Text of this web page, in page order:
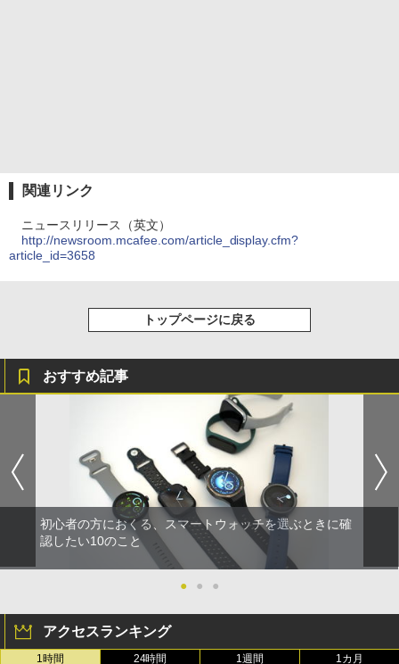
関連リンク
ニュースリリース（英文）
http://newsroom.mcafee.com/article_display.cfm?
article_id=3658
トップページに戻る
おすすめ記事
初心者の方におくる、スマートウォッチを選ぶときに確
認したい10のこと
● ● ●
アクセスランキング
1時間 24時間 1週間 1カ月